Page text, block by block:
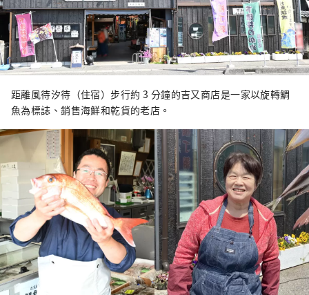
距離風待汐待（住宿）步行約 3 分鐘的吉又商店是一家以旋轉鯛
魚為標誌、銷售海鮮和乾貨的老店。